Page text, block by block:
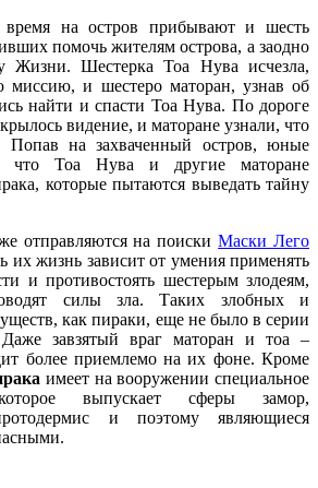
время на остров прибывают и шесть
помочь жителям острова, а заодно
Жизни. Шестерка Тоа Нува исчезла,
миссию, и шестеро маторан, узнав об
найти и спасти Тоа Нува. По дороге
видение, и маторане узнали, что
Попав на захваченный остров, юные
что Тоа Нува и другие маторане
которые пытаются выведать тайну
отправляются на поискиМаски Лего
их жизнь зависит от умения применять
и противостоять шестерым злодеям,
силы зла. Таких злобных и
как пираки, еще не было в серии
завзятый враг маторан и тоа –
более приемлемо на их фоне. Кроме
имеет на вооружении специальное
выпускает сферы замор,
и поэтому являющиеся